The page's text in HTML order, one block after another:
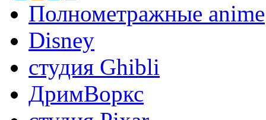
Полнометражные anime
Disney
студия Ghibli
ДримВоркс